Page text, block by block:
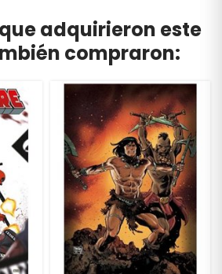
adquirieron este
compraron: